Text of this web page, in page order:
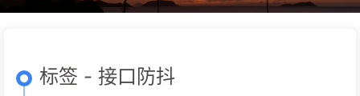
标签 - 接口防抖